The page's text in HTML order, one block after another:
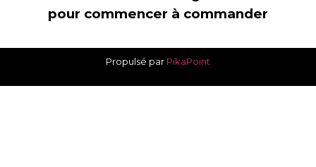
pour commencer à commander
Propulsé par PikaPoint